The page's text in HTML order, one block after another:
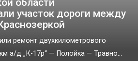
области
участок дороги между
ремонт двухкилометрового
а/д „К-17р“ — Полойка — Травно...